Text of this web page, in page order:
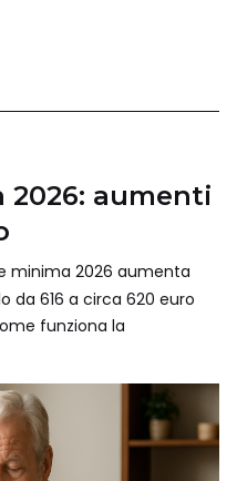
2026: aumenti
minima 2026 aumenta
da 616 a circa 620 euro
funziona la